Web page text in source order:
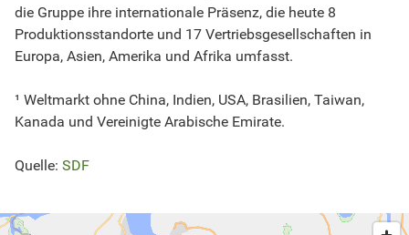
die Gruppe ihre internationale Präsenz, die heute 8
Produktionsstandorte und 17 Vertriebsgesellschaften in
Europa, Asien, Amerika und Afrika umfasst.
¹ Weltmarkt ohne China, Indien, USA, Brasilien, Taiwan,
Kanada und Vereinigte Arabische Emirate.
Quelle: SDF